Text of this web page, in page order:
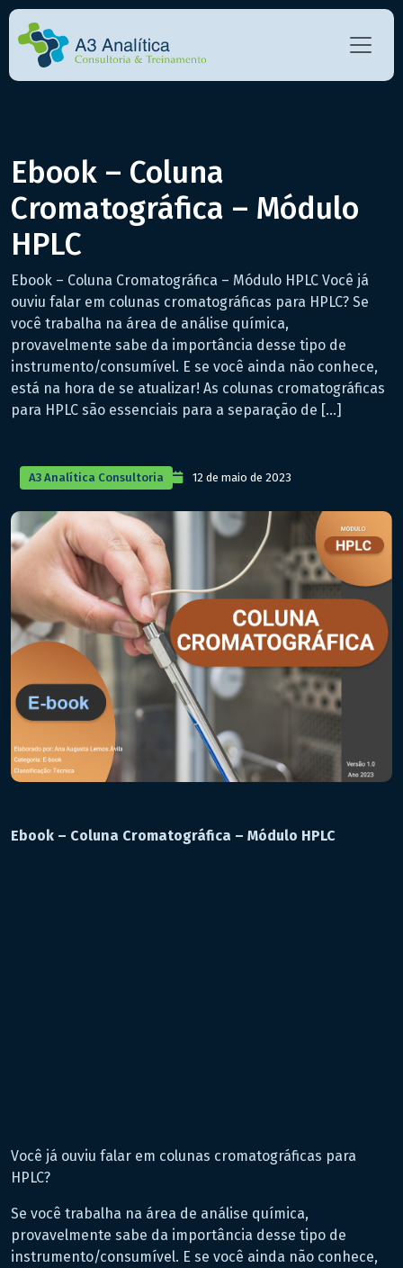
Ebook – Coluna
Cromatográfica – Módulo
HPLC
Ebook – Coluna Cromatográfica – Módulo HPLC Você já
ouviu falar em colunas cromatográficas para HPLC? Se
você trabalha na área de análise química,
provavelmente sabe da importância desse tipo de
instrumento/consumível. E se você ainda não conhece,
está na hora de se atualizar! As colunas cromatográficas
para HPLC são essenciais para a separação de […]
A3 Analítica Consultoria 12 de maio de 2023
Ebook – Coluna Cromatográfica – Módulo HPLC
Você já ouviu falar em colunas cromatográficas para
HPLC?
Se você trabalha na área de análise química,
provavelmente sabe da importância desse tipo de
instrumento/consumível. E se você ainda não conhece,